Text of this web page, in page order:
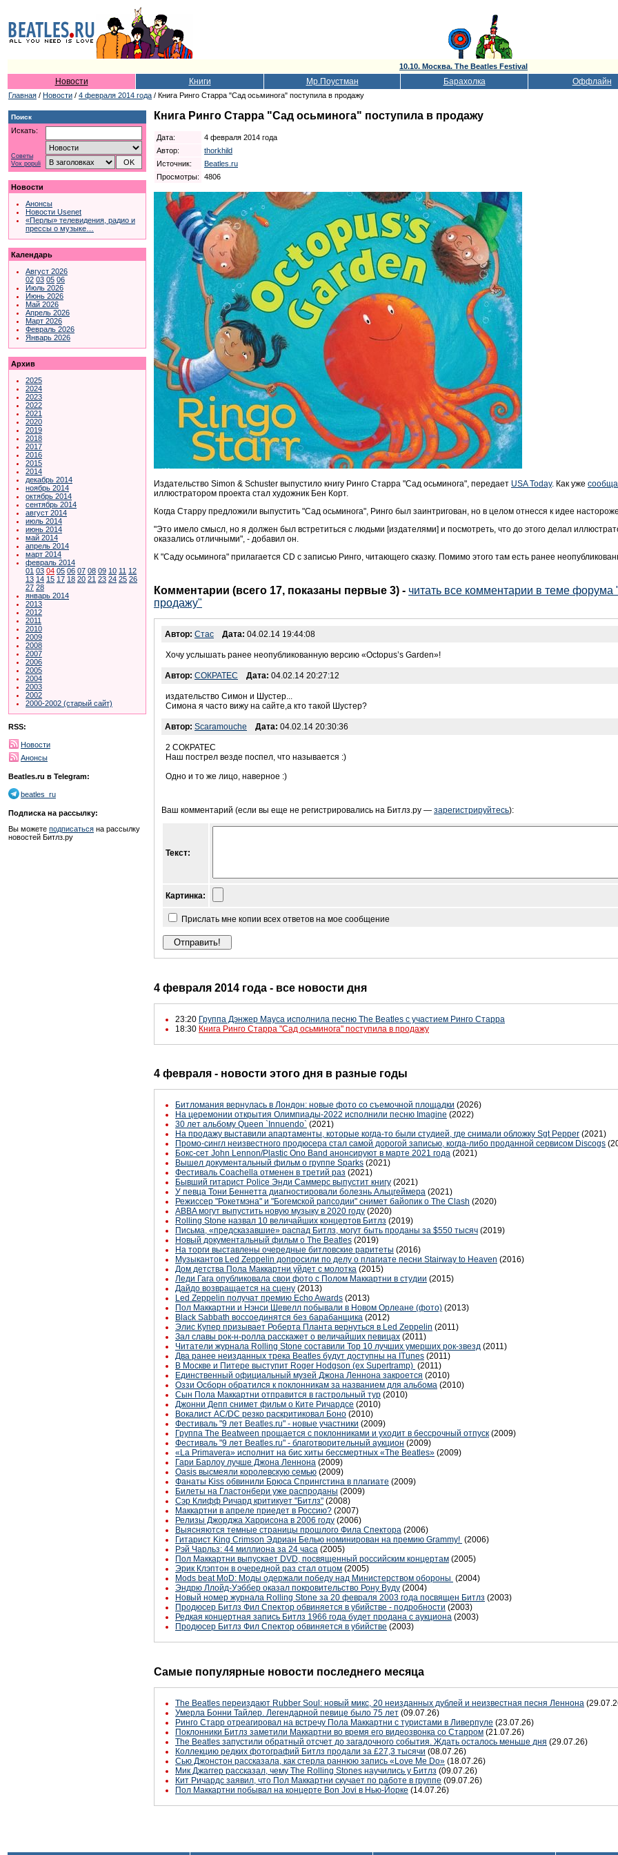
10.10. Москва. The Beatles Festival
Новости Книги Мр.Поустман Барахолка Оффлайн
Главная / Новости / 4 февраля 2014 года / Книга Ринго Старра "Сад осьминога" поступила в продажу
Поиск
Искать:
Советы
Vox populi
Новости
Анонсы
Новости Usenet
«Перлы» телевидения, радио и
прессы о музыке…
Календарь
Август 2026
02 03 05 06
Июль 2026
Июнь 2026
Май 2026
Апрель 2026
Март 2026
Февраль 2026
Январь 2026
Архив
2025
2024
2023
2022
2021
2020
2019
2018
2017
2016
2015
2014
декабрь 2014
ноябрь 2014
октябрь 2014
сентябрь 2014
август 2014
июль 2014
июнь 2014
май 2014
апрель 2014
март 2014
февраль 2014
01 03 04 05 06 07 08 09 10 11 12
13 14 15 17 18 20 21 23 24 25 26
27 28
январь 2014
2013
2012
2011
2010
2009
2008
2007
2006
2005
2004
2003
2002
2000-2002 (старый сайт)
RSS:
Новости
Анонсы
Beatles.ru в Telegram:
beatles_ru
Подписка на рассылку:
Вы можете подписаться на рассылку
новостей Битлз.ру
Книга Ринго Старра "Сад осьминога" поступила в продажу
Дата:
4 февраля 2014 года
Автор:
thorkhild
Источник:
Beatles.ru
Просмотры:
4806
Издательство Simon & Schuster выпустило книгу Ринго Старра "Сад осьминога", передает USA Today. Как уже
иллюстратором проекта стал художник Бен Корт.
Когда Старру предложили выпустить "Сад осьминога", Ринго был заинтригован, но в целом отнесся к идее
"Это имело смысл, но я должен был встретиться с людьми [издателями] и посмотреть, что до этого делал
оказались отличными", - добавил он.
К "Саду осьминога" прилагается CD с записью Ринго, читающего сказку. Помимо этого там есть ранее
Комментарии (всего 17, показаны первые 3) - читать все комментарии в теме
продажу"
Автор: Стас Дата: 04.02.14 19:44:08
Хочу услышать ранее неопубликованную версию «Octopus’s Garden»!
Автор: СОКРАТЕС Дата: 04.02.14 20:27:12
издательство Симон и Шустер...
Симона я часто вижу на сайте,а кто такой Шустер?
Автор: Scaramouche Дата: 04.02.14 20:30:36
2 СОКРАТЕС
Наш пострел везде поспел, что называется :)
Одно и то же лицо, наверное :)
Ваш комментарий (если вы еще не регистрировались на Битлз.ру — зарегистрируйтесь):
Текст:
Картинка:
Прислать мне копии всех ответов на мое сообщение
4 февраля 2014 года - все новости дня
23:20 Группа Дэнжер Мауса исполнила песню The Beatles с участием Ринго Старра
18:30 Книга Ринго Старра "Сад осьминога" поступила в продажу
4 февраля - новости этого дня в разные годы
Битломания вернулась в Лондон: новые фото со съемочной площадки (2026)
На церемонии открытия Олимпиады-2022 исполнили песню Imagine (2022)
30 лет альбому Queen `Innuendo` (2021)
На продажу выставили апартаменты, которые когда-то были студией, где снимали обложку Sgt Pepper (2021)
Промо-сингл неизвестного продюсера стал самой дорогой записью, когда-либо проданной сервисом Discogs
Бокс-сет John Lennon/Plastic Ono Band анонсируют в марте 2021 года (2021)
Вышел документальный фильм о группе Sparks (2021)
Фестиваль Coachella отменен в третий раз (2021)
Бывший гитарист Police Энди Саммерс выпустит книгу (2021)
У певца Тони Беннетта диагностировали болезнь Альцгеймера (2021)
Режиссер "Рокетмэна" и "Богемской рапсодии" снимет байопик о The Clash (2020)
ABBA могут выпустить новую музыку в 2020 году (2020)
Rolling Stone назвал 10 величайших концертов Битлз (2019)
Письма, «предсказавшие» распад Битлз, могут быть проданы за $550 тысяч (2019)
Новый документальный фильм о The Beatles (2019)
На торги выставлены очередные битловские раритеты (2016)
Музыкантов Led Zeppelin допросили по делу о плагиате песни Stairway to Heaven (2016)
Дом детства Пола Маккартни уйдет с молотка (2015)
Леди Гага опубликовала свои фото с Полом Маккартни в студии (2015)
Дайдо возвращается на сцену (2013)
Led Zeppelin получат премию Echo Awards (2013)
Пол Маккартни и Нэнси Шевелл побывали в Новом Орлеане (фото) (2013)
Black Sabbath воссоединятся без барабанщика (2012)
Элис Купер призывает Роберта Планта вернуться в Led Zeppelin (2011)
Зал славы рок-н-ролла расскажет о величайших певицах (2011)
Читатели журнала Rolling Stone составили Top 10 лучших умерших рок-звезд (2011)
Два ранее неизданных трека Beatles будут доступны на ITunes (2011)
В Москве и Питере выступит Roger Hodgson (ex Supertramp) (2011)
Единственный официальный музей Джона Леннона закроется (2010)
Оззи Осборн обратился к поклонникам за названием для альбома (2010)
Сын Пола Маккартни отправится в гастрольный тур (2010)
Джонни Депп снимет фильм о Ките Ричардсе (2010)
Вокалист AC/DC резко раскритиковал Боно (2010)
Фестиваль "9 лет Beatles.ru" - новые участники (2009)
Группа The Beatween прощается с поклонниками и уходит в бессрочный отпуск (2009)
Фестиваль "9 лет Beatles.ru" - благотворительный аукцион (2009)
«La Primavera» исполнит на бис хиты бессмертных «The Beatles» (2009)
Гари Барлоу лучше Джона Леннона (2009)
Oasis высмеяли королевскую семью (2009)
Фанаты Kiss обвинили Брюса Спрингстина в плагиате (2009)
Билеты на Гластонбери уже распроданы (2009)
Сэр Клифф Ричард критикует "Битлз" (2008)
Маккартни в апреле приедет в Россию? (2007)
Релизы Джорджа Харрисона в 2006 году (2006)
Выясняются темные страницы прошлого Фила Спектора (2006)
Гитарист King Crimson Эдриан Белью номинирован на премию Grammy! (2006)
Рэй Чарльз: 44 миллиона за 24 часа (2005)
Пол Маккартни выпускает DVD, посвященный российским концертам (2005)
Эрик Клэптон в очередной раз стал отцом (2005)
Mods beat MoD: Моды одержали победу над Министерством обороны (2004)
Эндрю Ллойд-Уэббер оказал покровительство Рону Вуду (2004)
Новый номер журнала Rolling Stone за 20 февраля 2003 года посвящен Битлз (2003)
Продюсер Битлз Фил Спектор обвиняется в убийстве - подробности (2003)
Редкая концертная запись Битлз 1966 года будет продана с аукциона (2003)
Продюсер Битлз Фил Спектор обвиняется в убийстве (2003)
Самые популярные новости последнего месяца
The Beatles переиздают Rubber Soul: новый микс, 20 неизданных дублей и неизвестная песня Леннона
Умерла Бонни Тайлер. Легендарной певице было 75 лет (09.07.26)
Ринго Старр отреагировал на встречу Пола Маккартни с туристами в Ливерпуле (23.07.26)
Поклонники Битлз заметили Маккартни во время его видеозвонка со Старром (21.07.26)
The Beatles запустили обратный отсчет до загадочного события. Ждать осталось меньше дня (29.07.26)
Коллекцию редких фотографий Битлз продали за £27,3 тысячи (08.07.26)
Сью Джонстон рассказала, как стерла раннюю запись «Love Me Do» (18.07.26)
Мик Джаггер рассказал, чему The Rolling Stones научились у Битлз (09.07.26)
Кит Ричардс заявил, что Пол Маккартни скучает по работе в группе (09.07.26)
Пол Маккартни побывал на концерте Bon Jovi в Нью-Йорке (14.07.26)